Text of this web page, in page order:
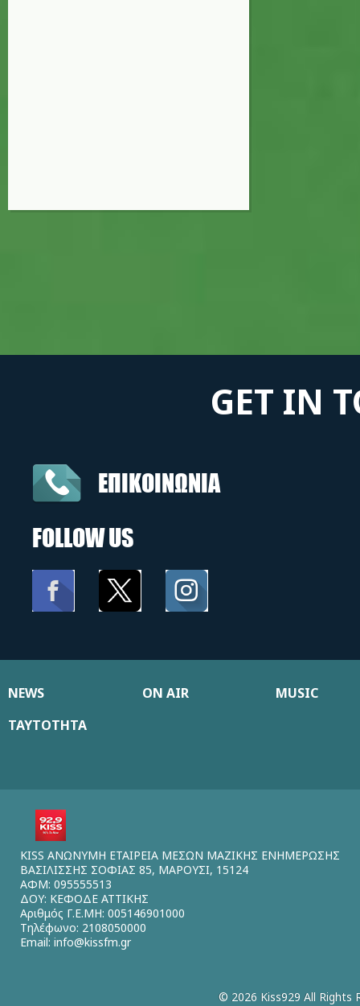
GET IN
ΕΠΙΚΟΙΝΩΝΙΑ
FOLLOW US
NEWS ON AIR
MUSIC
ΤΑΥΤΟΤΗΤΑ
KISS ΑΝΩΝΥΜΗ ΕΤΑΙΡΕΙΑ ΜΕΣΩΝ ΜΑΖΙΚΗΣ ΕΝΗΜΕΡΩΣΗΣ
ΒΑΣΙΛΙΣΣΗΣ ΣΟΦΙΑΣ 85, ΜΑΡΟΥΣΙ, 15124
ΑΦΜ: 095555513
ΔΟΥ: ΚΕΦΟΔΕ ΑΤΤΙΚΗΣ
Αριθμός Γ.Ε.ΜΗ: 005146901000
Τηλέφωνο: 2108050000
Email: info@kissfm.gr
© 2026 Kiss929 All Rights